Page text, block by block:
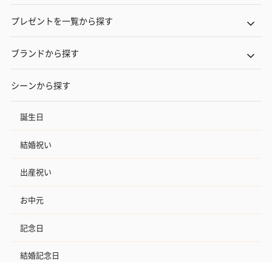
プレゼントを一覧から探す
ブランドから探す
シーンから探す
誕生日
結婚祝い
出産祝い
お中元
記念日
結婚記念日